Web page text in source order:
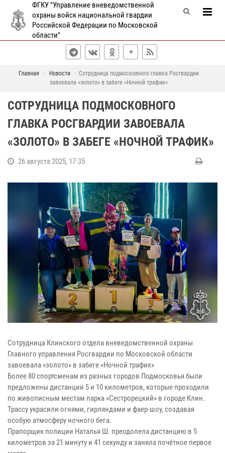
ФГКУ "Управление вневедомственной
охраны войск национальной гвардии
Российской Федерации по Московской
области"
Главная Новости
Сотрудница подмосковного главка Росгвардии
завоевала «золото» в забеге «Ночной трафик»
СОТРУДНИЦА ПОДМОСКОВНОГО
ГЛАВКА РОСГВАРДИИ ЗАВОЕВАЛА
«ЗОЛОТО» В ЗАБЕГЕ «НОЧНОЙ ТРАФИК»
26 августа 2025, 17:35
Сотрудница Клинского отдела вневедомственной охраны
Главного управления Росгвардии по Московской области
завоевала «золото» в забеге «Ночной трафик»
Более 80 спортсменам из разных городов Подмосковья были
предложены дистанции 5 и 10 километров, которые проходили
по живописным местам парка «Сестрорецкий» в городе Клин.
Трассу украсили огнями, гирляндами и фаер-шоу, создавая
особую атмосферу ночного бега.
Прапорщик полиции Наталья Ш. преодолела дистанцию в 5
километров за 21 минуту и 41 секунду и заняла почётное первое